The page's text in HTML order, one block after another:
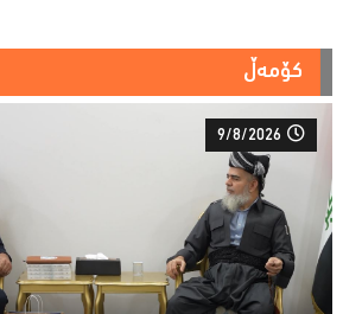
کۆمەڵ
9/8/2026